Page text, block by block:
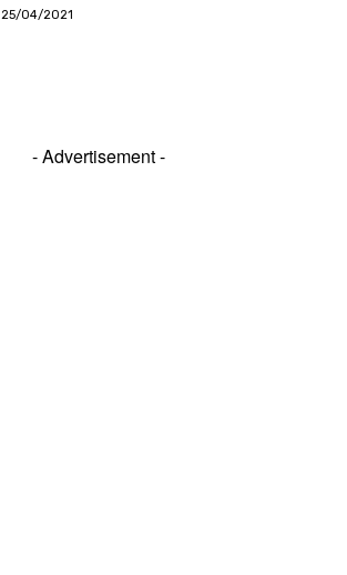
25/04/2021
- Advertisement -